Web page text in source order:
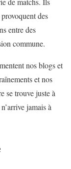
des
entre des
commune.
nos blogs et
et nos
se trouve juste à
jamais à